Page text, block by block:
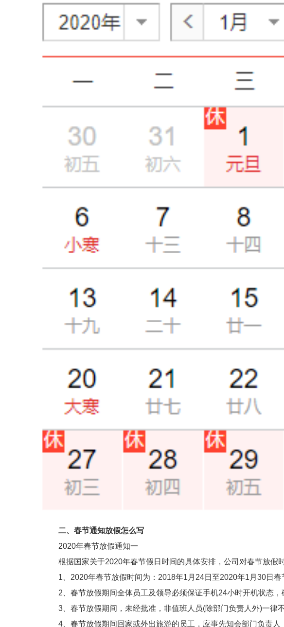
二、春节通知放假怎么写
2020年春节放假通知一
根据国家关于2020年春节假日时间的具体安排，公司对春节放假时
1、2020年春节放假时间为：2018年1月24日至2020年1月30日春
2、春节放假期间全体员工及领导必须保证手机24小时开机状态，
3、春节放假期间，未经批准，非值班人员(除部门负责人外)一律
4、春节放假期间回家或外出旅游的员工，应事先知会部门负责人